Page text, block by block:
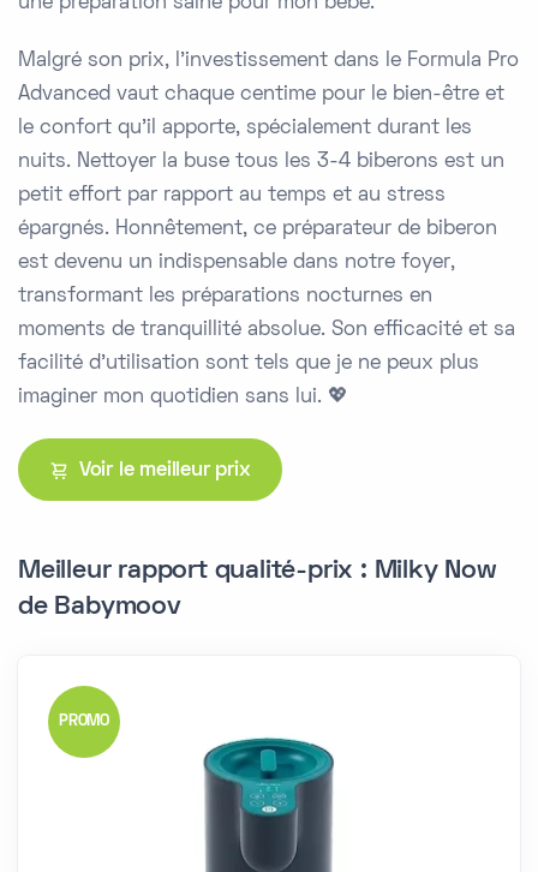
une préparation saine pour mon bébé.
Malgré son prix, l'investissement dans le Formula Pro
Advanced vaut chaque centime pour le bien-être et
le confort qu'il apporte, spécialement durant les
nuits. Nettoyer la buse tous les 3-4 biberons est un
petit effort par rapport au temps et au stress
épargnés. Honnêtement, ce préparateur de biberon
est devenu un indispensable dans notre foyer,
transformant les préparations nocturnes en
moments de tranquillité absolue. Son efficacité et sa
facilité d'utilisation sont tels que je ne peux plus
imaginer mon quotidien sans lui. 💖
Voir le meilleur prix
Meilleur rapport qualité-prix : Milky Now
de Babymoov
PROMO